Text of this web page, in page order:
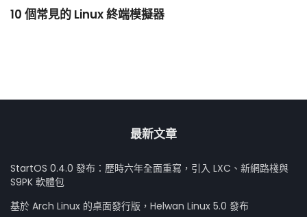
10 個常見的 Linux 終端模擬器
最新文章
StartOS 0.4.0 發布：歷時六年全面重寫，引入 LXC、新網路棧與
S9PK 軟體包
基於 Arch Linux 的桌面發行版，Helwan Linux 5.0 發布